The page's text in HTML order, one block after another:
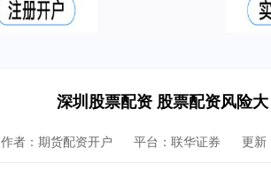
深圳股票配资 股票配资风险
作者：期货配资开户 平台：联华证券 更新